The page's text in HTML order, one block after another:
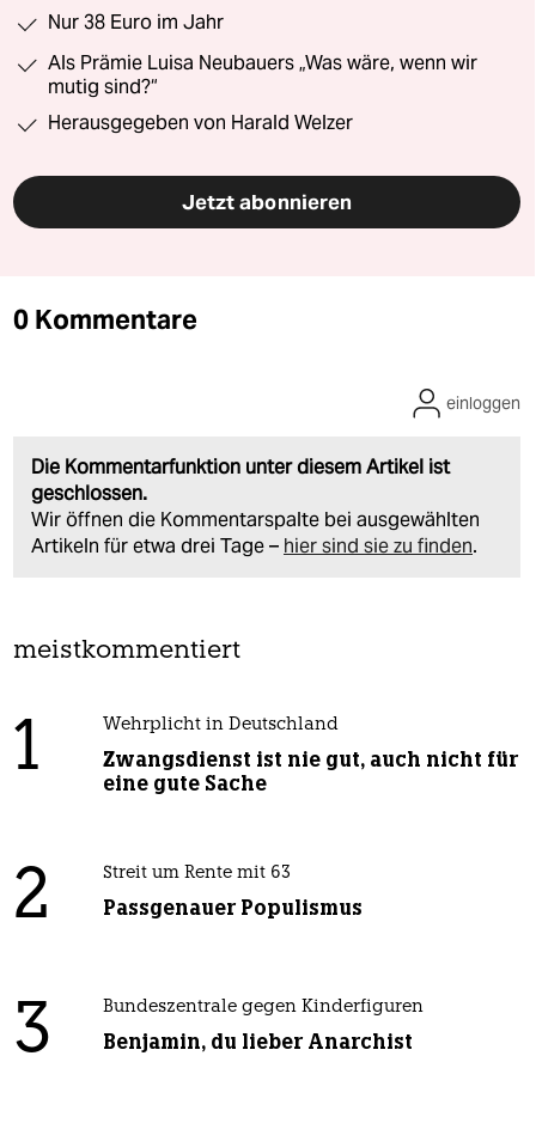
Nur 38 Euro im Jahr
Als Prämie Luisa Neubauers „Was wäre, wenn wir
mutig sind?“
Herausgegeben von Harald Welzer
Jetzt abonnieren
0 Kommentare
Die Kommentarfunktion unter diesem Artikel ist
geschlossen.
Wir öffnen die Kommentarspalte bei ausgewählten
Artikeln für etwa drei Tage – hier sind sie zu finden.
einloggen
meistkommentiert
1 Wehrplicht in Deutschland
Zwangsdienst ist nie gut, auch nicht für
eine gute Sache
2 Streit um Rente mit 63
Passgenauer Populismus
3 Bundeszentrale gegen Kinderfiguren
Benjamin, du lieber Anarchist